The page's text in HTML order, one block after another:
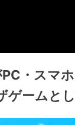
PC・スマ
ゲームとし